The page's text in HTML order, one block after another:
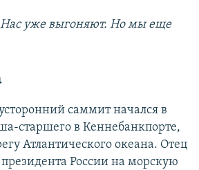
уже выгоняют. Но мы еще
саммит начался в
старшего в Кеннебанкпорте,
Атлантического океана. Отец
России на морскую